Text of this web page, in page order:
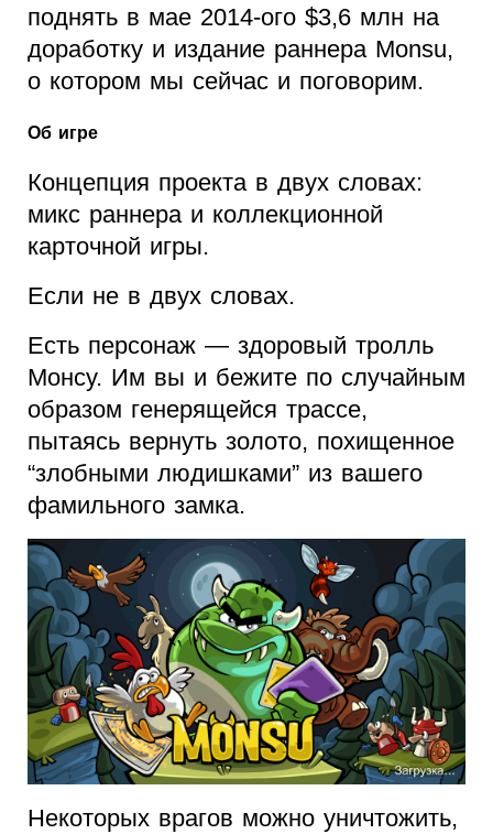
поднять в мае 2014-ого $3,6 млн на
доработку и издание раннера Monsu,
о котором мы сейчас и поговорим.
Об игре
Концепция проекта в двух словах:
микс раннера и коллекционной
карточной игры.
Если не в двух словах.
Есть персонаж — здоровый тролль
Монсу. Им вы и бежите по случайным
образом генерящейся трассе,
пытаясь вернуть золото, похищенное
“злобными людишками” из вашего
фамильного замка.
Некоторых врагов можно уничтожить,